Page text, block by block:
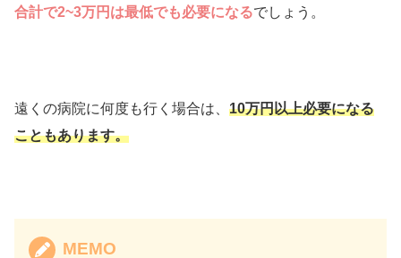
合計で2~3万円は最低でも必要になるでしょう。
遠くの病院に何度も行く場合は、 10万円以上必要になる
こともあります。
MEMO